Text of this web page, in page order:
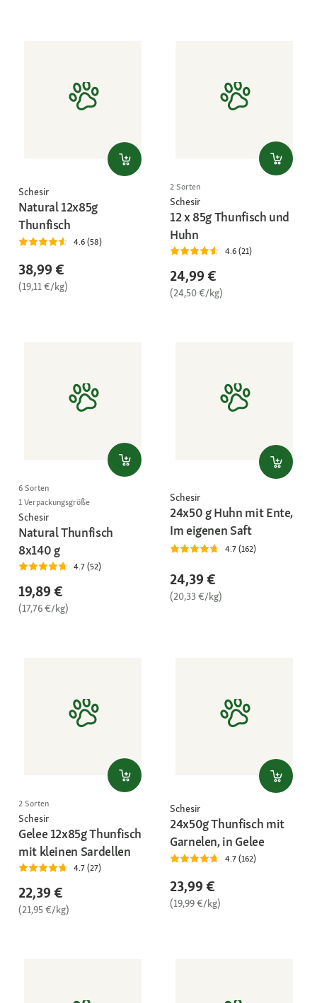
Schesir
Natural 12x85g
Thunfisch
4.6 (58)
38,99 €
(19,11 €/kg)
2 Sorten
Schesir
12 x 85g Thunfisch und
Huhn
4.6 (21)
24,99 €
(24,50 €/kg)
6 Sorten
1 Verpackungsgröße
Schesir
Natural Thunfisch
8x140 g
4.7 (52)
19,89 €
(17,76 €/kg)
Schesir
24x50 g Huhn mit Ente,
Im eigenen Saft
4.7 (162)
24,39 €
(20,33 €/kg)
2 Sorten
Schesir
Gelee 12x85g Thunfisch
mit kleinen Sardellen
4.7 (27)
22,39 €
(21,95 €/kg)
Schesir
24x50g Thunfisch mit
Garnelen, in Gelee
4.7 (162)
23,99 €
(19,99 €/kg)